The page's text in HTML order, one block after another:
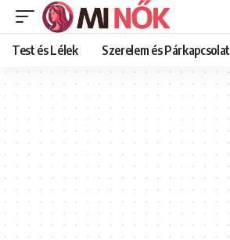
Test és Lélek Szerelem és Párkapcsolat